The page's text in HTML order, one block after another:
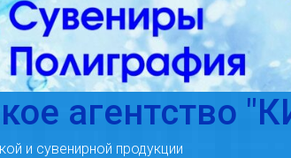
агентство
и сувенирной продукции